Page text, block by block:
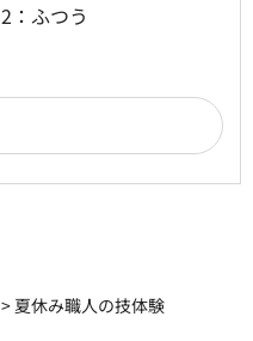
2：ふつう
> 夏休み職人の技体験